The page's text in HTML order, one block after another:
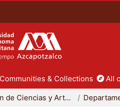
Communities & Collections All
División de Ciencias y Artes para el Diseño